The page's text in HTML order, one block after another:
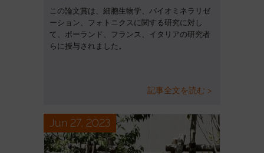
この論文賞は、細胞生物学、バイオミネラリゼ
ーション、フォトニクスに関する研究に対し
て、ポーランド、フランス、イタリアの研究者
らに授与されました。
記事全文を読む >
Jun 27, 2023